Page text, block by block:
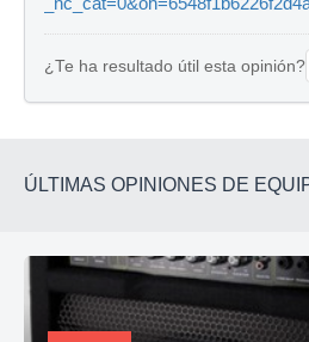
¿Te ha resultado útil esta opinión?
ÚLTIMAS OPINIONES DE